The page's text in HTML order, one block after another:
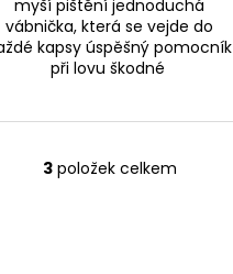
myší pištění jednoduchá
vábnička, která se vejde do
kapsy úspěšný pomocník
při lovu škodné
O
3 položek celkem